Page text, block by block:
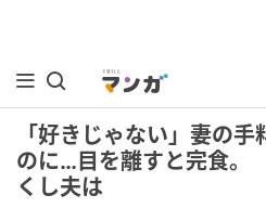
「好きじゃない」妻の
のに…目を離すと完食。
くし夫は